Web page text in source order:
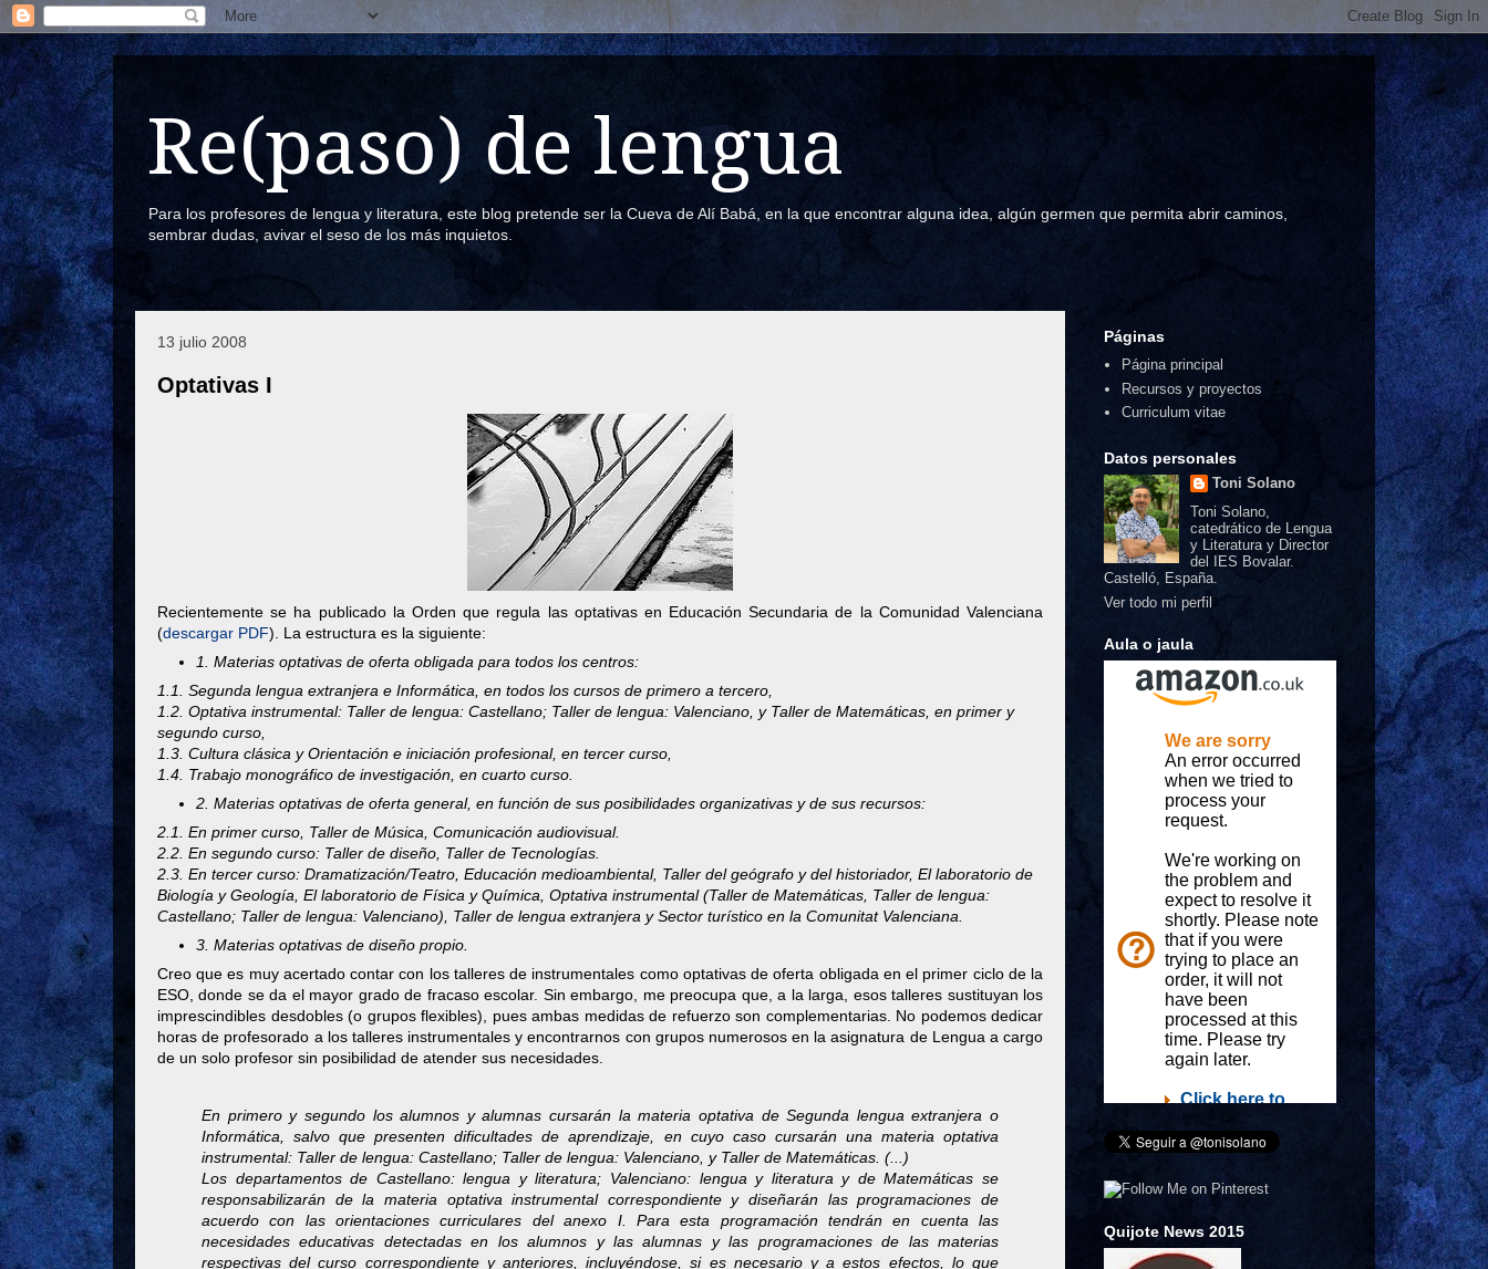
Re(paso) de lengua
Para los profesores de lengua y literatura, este blog pretende ser la Cueva de Alí Babá, en la que encontrar alguna idea, algún germen que permita abrir caminos,
sembrar dudas, avivar el seso de los más inquietos.
13 julio 2008
Optativas I
Recientemente se ha publicado la Orden que regula las optativas en Educación Secundaria de la Comunidad Valenciana
(descargar PDF). La estructura es la siguiente:
1. Materias optativas de oferta obligada para todos los centros:
1.1. Segunda lengua extranjera e Informática, en todos los cursos de primero a tercero,
1.2. Optativa instrumental: Taller de lengua: Castellano; Taller de lengua: Valenciano, y Taller de Matemáticas, en primer y
segundo curso,
1.3. Cultura clásica y Orientación e iniciación profesional, en tercer curso,
1.4. Trabajo monográfico de investigación, en cuarto curso.
2. Materias optativas de oferta general, en función de sus posibilidades organizativas y de sus recursos:
2.1. En primer curso, Taller de Música, Comunicación audiovisual.
2.2. En segundo curso: Taller de diseño, Taller de Tecnologías.
2.3. En tercer curso: Dramatización/Teatro, Educación medioambiental, Taller del geógrafo y del historiador, El laboratorio de
Biología y Geología, El laboratorio de Física y Química, Optativa instrumental (Taller de Matemáticas, Taller de lengua:
Castellano; Taller de lengua: Valenciano), Taller de lengua extranjera y Sector turístico en la Comunitat Valenciana.
3. Materias optativas de diseño propio.
Creo que es muy acertado contar con los talleres de instrumentales como optativas de oferta obligada en el primer ciclo de la
ESO, donde se da el mayor grado de fracaso escolar. Sin embargo, me preocupa que, a la larga, esos talleres sustituyan los
imprescindibles desdobles (o grupos flexibles), pues ambas medidas de refuerzo son complementarias. No podemos dedicar
horas de profesorado a los talleres instrumentales y encontrarnos con grupos numerosos en la asignatura de Lengua a cargo
de un solo profesor sin posibilidad de atender sus necesidades.
En primero y segundo los alumnos y alumnas cursarán la materia optativa de Segunda lengua extranjera o
Informática, salvo que presenten dificultades de aprendizaje, en cuyo caso cursarán una materia optativa
instrumental: Taller de lengua: Castellano; Taller de lengua: Valenciano, y Taller de Matemáticas. (...)
Los departamentos de Castellano: lengua y literatura; Valenciano: lengua y literatura y de Matemáticas se
responsabilizarán de la materia optativa instrumental correspondiente y diseñarán las programaciones de
acuerdo con las orientaciones curriculares del anexo I. Para esta programación tendrán en cuenta las
necesidades educativas detectadas en los alumnos y las alumnas y las programaciones de las materias
respectivas del curso correspondiente y anteriores, incluyéndose, si es necesario y a estos efectos, lo que
Páginas
Página principal
Recursos y proyectos
Curriculum vitae
Datos personales
Toni Solano
Toni Solano,
catedrático de Lengua
y Literatura y Director
del IES Bovalar.
Castelló, España.
Ver todo mi perfil
Aula o jaula
Quijote News 2015